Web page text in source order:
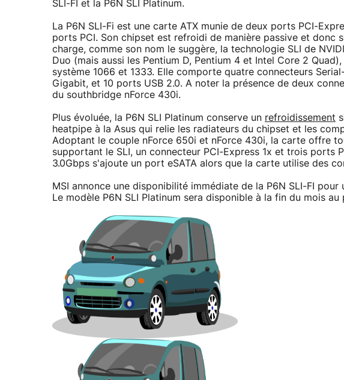
SLI-FI et la P6N SLI Platinum.
La P6N SLI-Fi est une carte ATX munie de deux ports PCI-
ports PCI. Son chipset est refroidi de manière passive et donc
charge, comme son nom le suggère, la technologie SLI de
Duo (mais aussi les Pentium D, Pentium 4 et Intel Core 2
système 1066 et 1333. Elle comporte quatre connecteurs
Gigabit, et 10 ports USB 2.0. A noter la présence de deux
du southbridge nForce 430i.
Plus évoluée, la P6N SLI Platinum conserve un refroidissement
heatpipe à la Asus qui relie les radiateurs du chipset et les
Adoptant le couple nForce 650i et nForce 430i, la carte offre
supportant le SLI, un connecteur PCI-Express 1x et trois ports
3.0Gbps s'ajoute un port eSATA alors que la carte utilise des
MSI annonce une disponibilité immédiate de la P6N SLI-FI
Le modèle P6N SLI Platinum sera disponible à la fin du mois